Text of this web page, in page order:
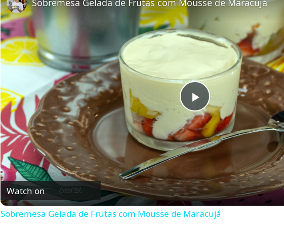
Play
Video
Sobremesa Gelada de Frutas com Mousse de Maracujá
Watch on
Sobremesa Gelada de Frutas com Mousse de Maracujá